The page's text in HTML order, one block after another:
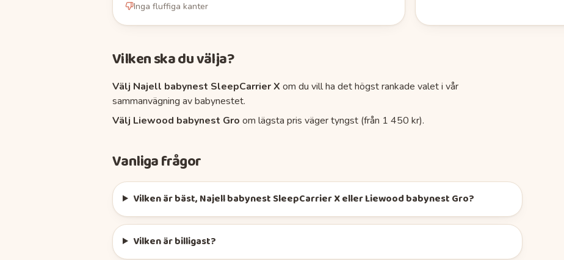
Inga fluffiga kanter
Vilken ska du välja?
Välj Najell babynest SleepCarrier X om du vill ha det högst rankade valet i vår
sammanvägning avbabynestet.
Välj Liewood babynest Gro om lägsta pris väger tyngst (från 1 450 kr).
Vanliga frågor
Vilken är bäst, Najell babynest SleepCarrier X eller Liewood babynest Gro?
Vilken är billigast?